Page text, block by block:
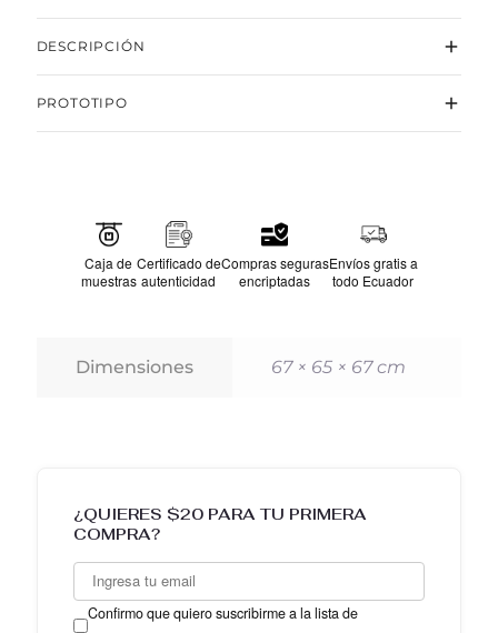
DESCRIPCIÓN
moldeadas a mano en madera de roble andino y cojines
de espuma y texturas de temporada.
PROTOTIPO
Caja de
muestras
Certificado de
autenticidad
Compras seguras
encriptadas
Envíos gratis a
todo Ecuador
Dimensiones 67 × 65 × 67 cm
¿QUIERES $20 PARA TU PRIMERA
COMPRA?
Confirmo que quiero suscribirme a la lista de